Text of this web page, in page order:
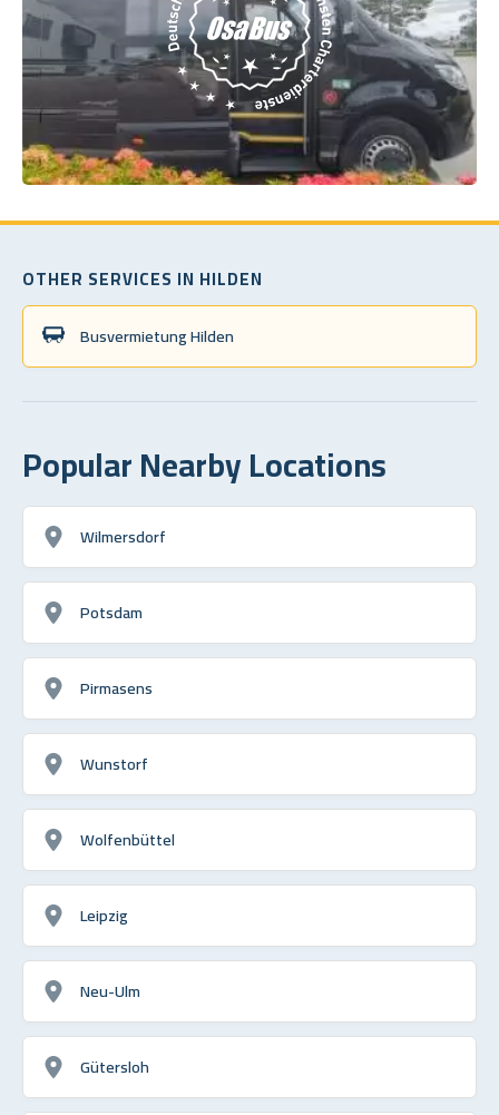
OTHER SERVICES IN HILDEN
Busvermietung Hilden
Popular Nearby Locations
Wilmersdorf
Potsdam
Pirmasens
Wunstorf
Wolfenbüttel
Leipzig
Neu-Ulm
Gütersloh